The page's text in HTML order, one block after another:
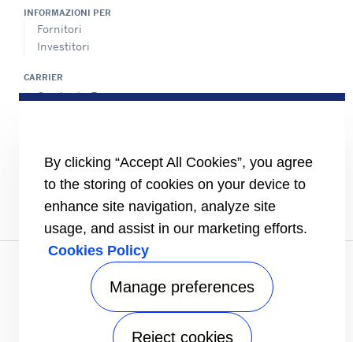
INFORMAZIONI PER
Fornitori
Investitori
CARRIER
Carrier in Europa
Speak Up
FOLLOW US
Informativa sulla privacy|Condizioni d'uso|Condizioni di
vendita
Mappa del sito
Carrier Company
©2026 Carrier. All Rights Reserved.
Manage preferences
By clicking “Accept All Cookies”, you agree
to the storing of cookies on your device to
enhance site navigation, analyze site
usage, and assist in our marketing efforts.
Cookies Policy
Manage preferences
Reject cookies